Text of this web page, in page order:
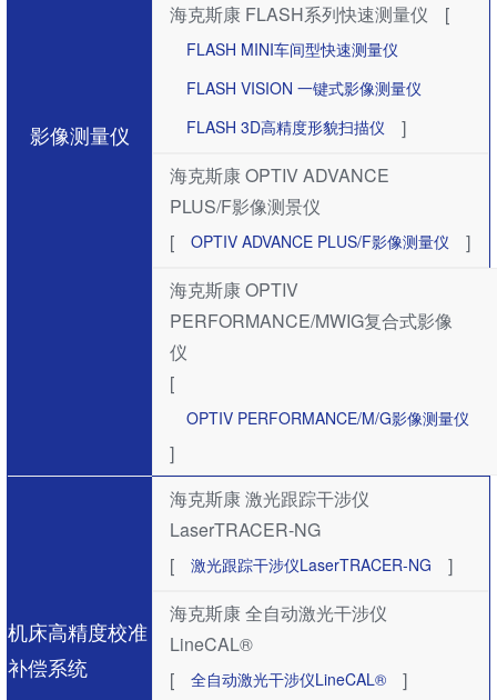
影像测量仪
海克斯康 FLASH系列快速测量仪
[
FLASH MINI车间型快速测量仪
FLASH VISION 一键式影像测量仪
FLASH 3D高精度形貌扫描仪
]
海克斯康 OPTIV ADVANCE
PLUS/F影像测景仪
[
OPTIV ADVANCE PLUS/F影像测量仪
]
海克斯康 OPTIV
PERFORMANCE/MWIG复合式影像
仪
[
OPTIV PERFORMANCE/M/G影像测量仪
]
机床高精度校准
补偿系统
海克斯康 激光跟踪干涉仪
LaserTRACER-NG
[
激光跟踪干涉仪LaserTRACER-NG
]
海克斯康 全自动激光干涉仪
LineCAL®
[
全自动激光干涉仪LineCAL®
]